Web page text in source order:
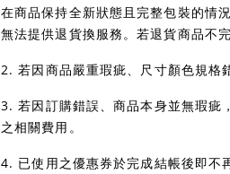
在商品保持全新狀態且完整包裝的情
無法提供退貨換服務。若退貨商品不
2. 若因商品嚴重瑕疵、尺寸顏色規格
3. 若因訂購錯誤、商品本身並無瑕疵
之相關費用。
4. 已使用之優惠券於完成結帳後即不